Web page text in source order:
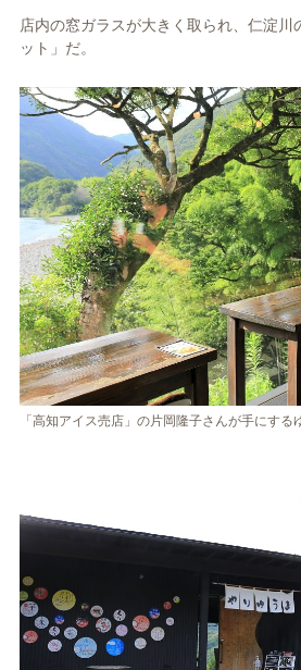
店内の窓ガラスが大きく取られ、仁淀川
ット」だ。
「高知アイス売店」の片岡隆子さんが手にする